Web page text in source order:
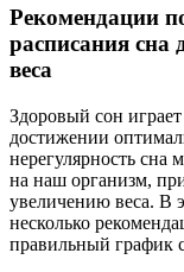
Рекомендации
расписания сна
веса
Здоровый сон
достижении
нерегулярность сна
на наш организм,
увеличению веса. В
несколько
правильный график